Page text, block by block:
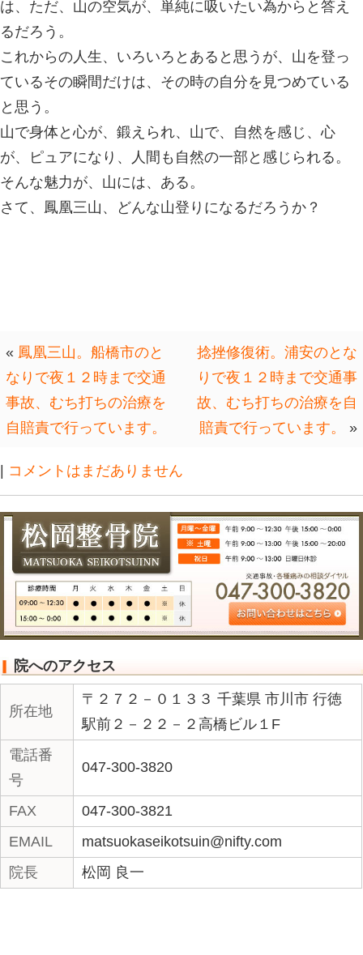
今回は、山小屋に泊まるので、必殺
ないので、身体が、快復しないまま
となる。
過酷だ！
さらに、天気は、微妙だ。
なぜ、山に登りたいかと聞かれたら？
これからの人生、いろいろとあると
ているその瞬間だけは、その時の自
と思う。
山で身体と心が、鍛えられ、山で、
が、ピュアになり、人間も自然の一
そんな魅力が、山には、ある。
さて、鳳凰三山、どんな山登りにな
故、む
賠責で
«
なりで夜１２時まで交通
事故、むち打ちの治療を
自賠責で行っています。